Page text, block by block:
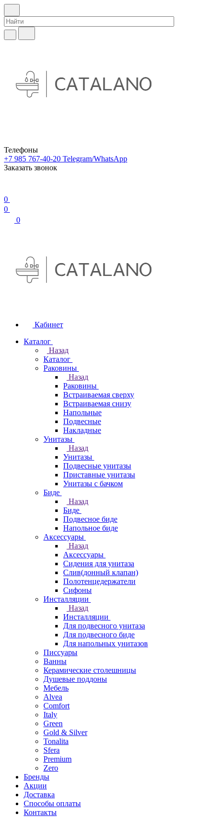
Телефоны
+7 985 767-40-20 Telegram/WhatsApp
Заказать звонок
0
0
0
Кабинет
Каталог
Назад
Каталог
Раковины
Назад
Раковины
Встраиваемая сверху
Встраиваемая снизу
Напольные
Подвесные
Накладные
Унитазы
Назад
Унитазы
Подвесные унитазы
Приставные унитазы
Унитазы с бачком
Биде
Назад
Биде
Подвесное биде
Напольное биде
Аксессуары
Назад
Аксессуары
Сидения для унитаза
Слив(донный клапан)
Полотенцедержатели
Сифоны
Инсталляции
Назад
Инсталляции
Для подвесного унитаза
Для подвесного биде
Для напольных унитазов
Писсуары
Ванны
Керамические столешницы
Душевые поддоны
Мебель
Alvea
Comfort
Italy
Green
Gold & Silver
Tonalita
Sfera
Premium
Zero
Бренды
Акции
Доставка
Способы оплаты
Контакты